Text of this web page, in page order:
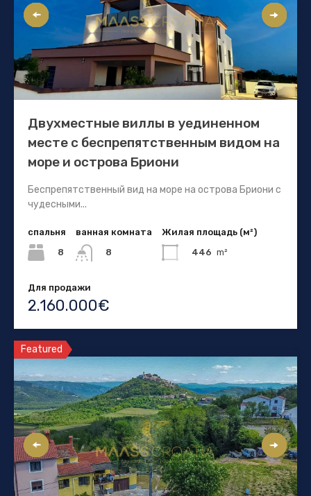
Двухместные виллы в уединенном
месте с беспрепятственным видом на
море и острова Бриони
Беспрепятственный вид на море на острова Бриони с
чудесными...
спальня
8
ванная комната
8
Жилая площадь (м²)
446 m²
Для продажи
2.160.000€
Featured